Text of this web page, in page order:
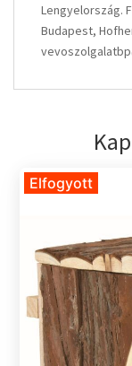
Lengyelország.
Budapest,
Elfogyott